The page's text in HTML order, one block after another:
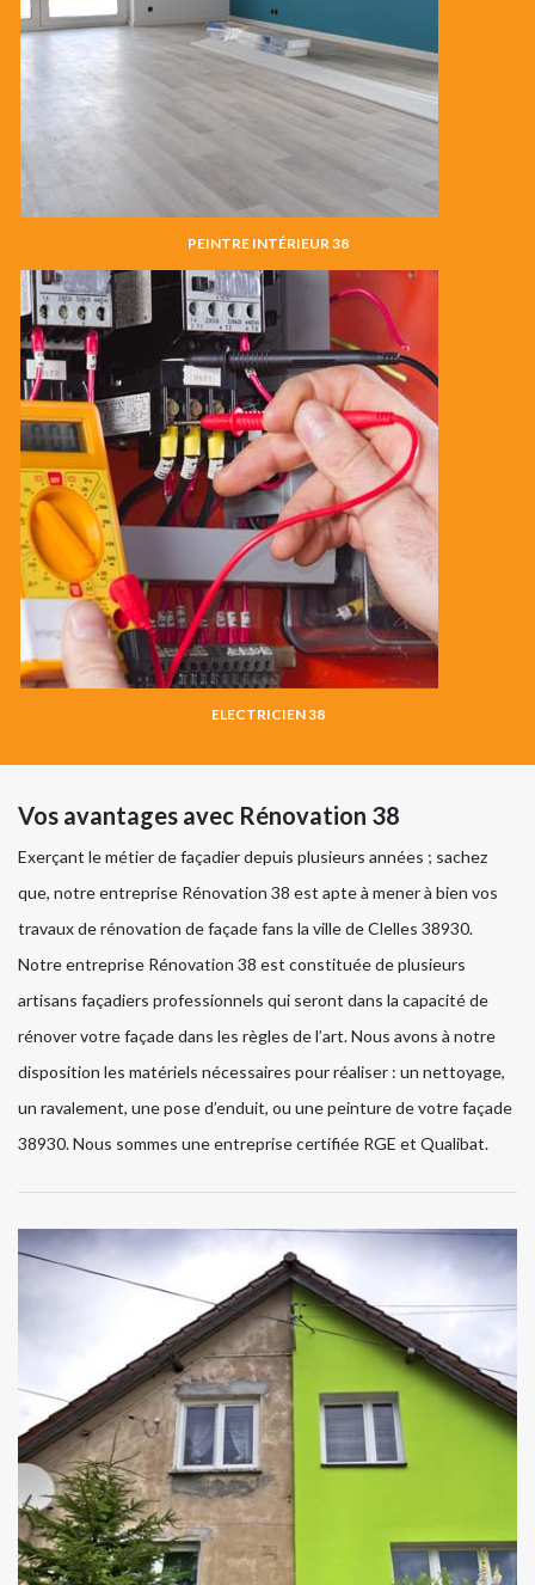
PEINTRE INTÉRIEUR 38
ELECTRICIEN 38
Vos avantages avec Rénovation 38
Exerçant le métier de façadier depuis plusieurs années ; sachez
que, notre entreprise Rénovation 38 est apte à mener à bien vos
travaux de rénovation de façade fans la ville de Clelles 38930.
Notre entreprise Rénovation 38 est constituée de plusieurs
artisans façadiers professionnels qui seront dans la capacité de
rénover votre façade dans les règles de l’art. Nous avons à notre
disposition les matériels nécessaires pour réaliser : un nettoyage,
un ravalement, une pose d’enduit, ou une peinture de votre façade
38930. Nous sommes une entreprise certifiée RGE et Qualibat.